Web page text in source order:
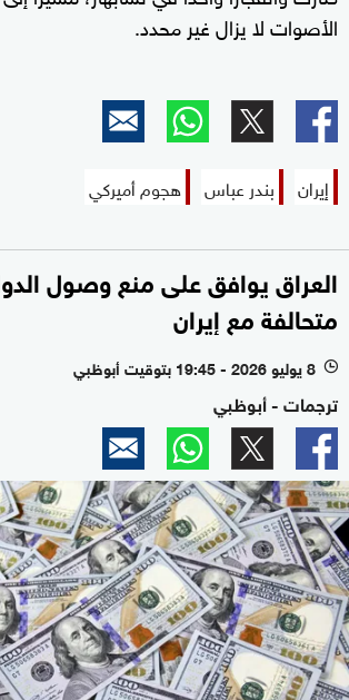
الأصوات لا يزال غير محدد.
إيران بندر عباس هجوم أميركي
العراق يوافق على منع وصول
متحالفة مع إيران
l 8 يوليو 2026 - 19:45 بتوقيت أبوظبي
ترجمات - أبوظبي